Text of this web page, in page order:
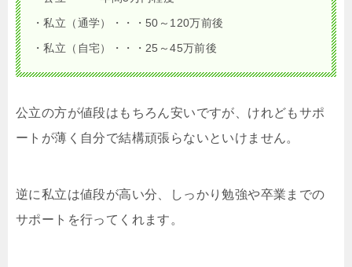
・私立（通学）・・・50～120万前後
・私立（自宅）・・・25～45万前後
公立の方が値段はもちろん安いですが、けれどもサポ
ートが薄く自分で結構頑張らないといけません。
逆に私立は値段が高い分、しっかり勉強や卒業までの
サポートを行ってくれます。